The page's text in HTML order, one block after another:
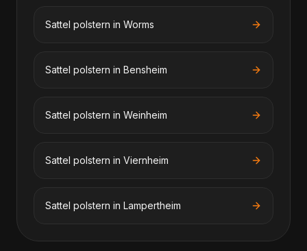
Sattel polstern in Worms
Sattel polstern in Bensheim
Sattel polstern in Weinheim
Sattel polstern in Viernheim
Sattel polstern in Lampertheim